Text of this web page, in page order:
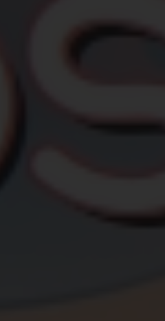
Linux.
de la distro Linux lista para usar